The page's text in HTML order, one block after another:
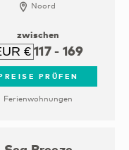
Noord
zwischen
117- 169
PRÜFEN
Ferienwohnungen